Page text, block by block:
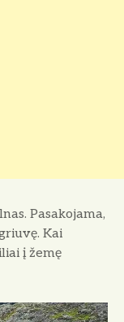
Pasakojama,
Kai
į žemę